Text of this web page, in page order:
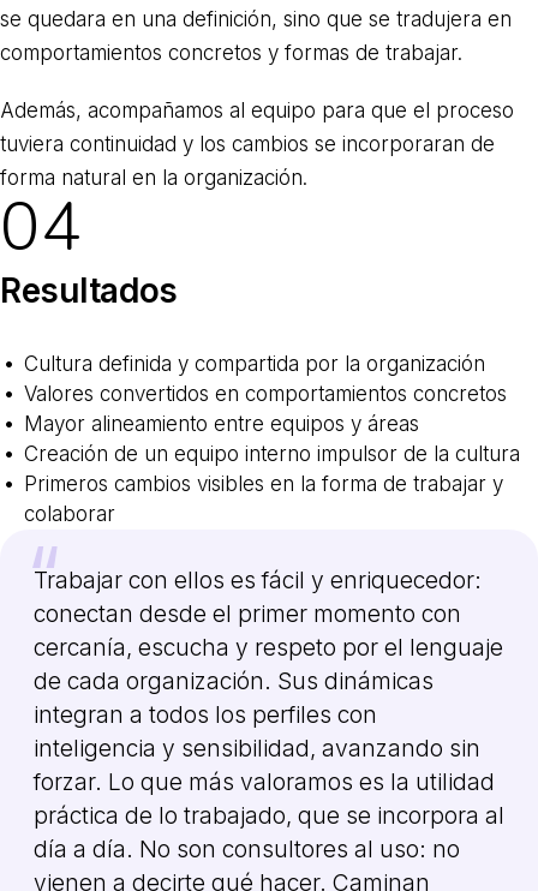
se quedara en una definición, sino que se tradujera en
comportamientos concretos y formas de trabajar.
Además, acompañamos al equipo para que el proceso
tuviera continuidad y los cambios se incorporaran de
forma natural en la organización.
04
Resultados
Cultura definida y compartida por la organización
Valores convertidos en comportamientos concretos
Mayor alineamiento entre equipos y áreas
Creación de un equipo interno impulsor de la cultura
Primeros cambios visibles en la forma de trabajar y
colaborar
Trabajar con ellos es fácil y enriquecedor:
conectan desde el primer momento con
cercanía, escucha y respeto por el lenguaje
de cada organización. Sus dinámicas
integran a todos los perfiles con
inteligencia y sensibilidad, avanzando sin
forzar. Lo que más valoramos es la utilidad
práctica de lo trabajado, que se incorpora al
día a día. No son consultores al uso: no
vienen a decirte qué hacer. Caminan